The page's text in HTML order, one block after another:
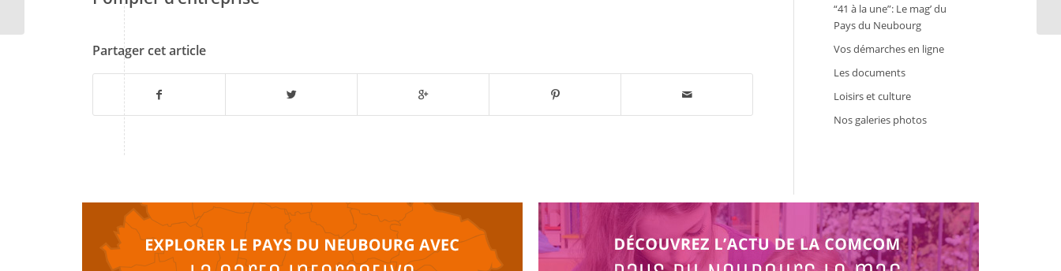
Partager cet article
“41 à la une”: Le mag’ du
Pays du Neubourg
Vos démarches en ligne
Les documents
Loisirs et culture
Nos galeries photos